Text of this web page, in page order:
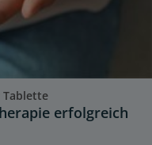
Tablette
erfolgreich